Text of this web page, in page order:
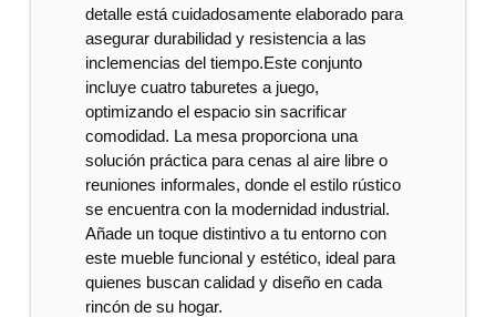
detalle está cuidadosamente elaborado para
asegurar durabilidad y resistencia a las
inclemencias del tiempo.Este conjunto
incluye cuatro taburetes a juego,
optimizando el espacio sin sacrificar
comodidad. La mesa proporciona una
solución práctica para cenas al aire libre o
reuniones informales, donde el estilo rústico
se encuentra con la modernidad industrial.
Añade un toque distintivo a tu entorno con
este mueble funcional y estético, ideal para
quienes buscan calidad y diseño en cada
rincón de su hogar.